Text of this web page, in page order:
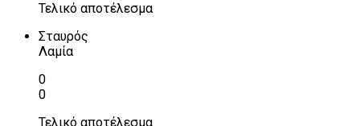
Τελικό αποτέλεσμα
Σταυρός
Λαμία
0
0
Τελικό αποτέλεσμα